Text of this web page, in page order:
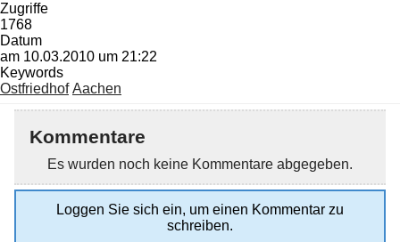
Zugriffe
1768
Datum
am 10.03.2010 um 21:22
Keywords
Ostfriedhof Aachen
Kommentare
Es wurden noch keine Kommentare abgegeben.
Loggen Sie sich ein, um einen Kommentar zu
schreiben.